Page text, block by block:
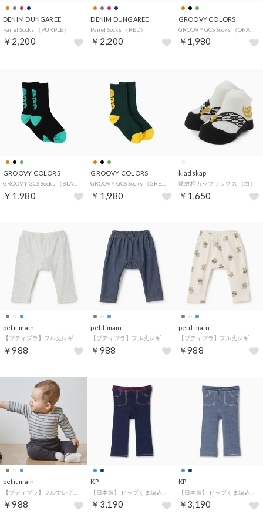
DENIM DUNGAREE
Panel Socks （PURPLE）
￥2,200
DENIM DUNGAREE
Panel Socks （RED）
￥2,200
GROOVY COLORS
￥1,980
GROOVY COLORS
GROOVY GCS Socks （BLACK）
￥1,980
GROOVY COLORS
GROOVY GCS Socks （GREEN）
￥1,980
kladskap
家紋柄カップソックス （白）
￥1,650
petit main
￥988
petit main
￥988
petit main
【プティプラ】フル丈レギンス （オフ ホワイト）
￥988
petit main
￥988
KP
￥3,190
KP
￥3,190